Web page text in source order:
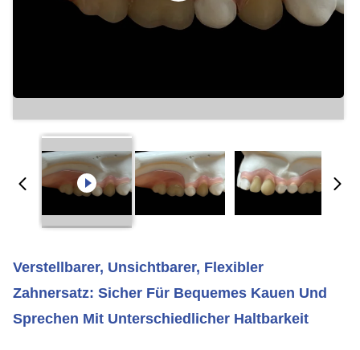
Verstellbarer, Unsichtbarer, Flexibler
Zahnersatz: Sicher Für Bequemes Kauen Und
Sprechen Mit Unterschiedlicher Haltbarkeit